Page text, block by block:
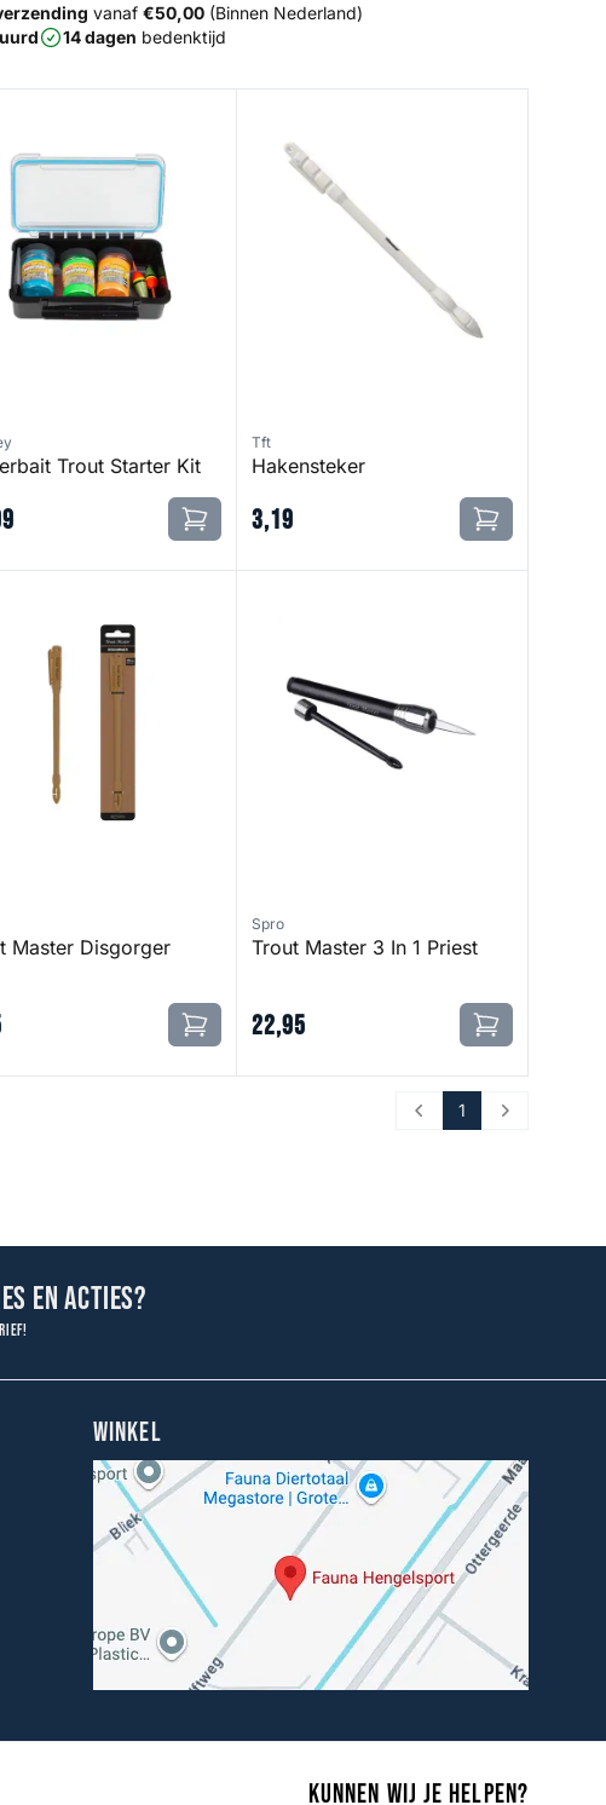
vanaf €50,00(Binnen Nederland)
14 dagen bedenktijd
Trout Starter Kit
Tft
Hakensteker
3,19
Master Disgorger
Spro
Trout Master 3 In 1 Priest
22,95
Prev 1 Next
en acties?
WINKEL
Kunnen wij je helpen?